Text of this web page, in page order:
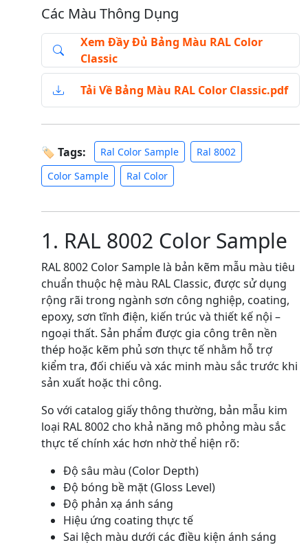
Các Màu Thông Dụng
Xem Đầy Đủ Bảng Màu RAL Color
Classic
Tải Về Bảng Màu RAL Color Classic.pdf
🏷 Tags: Ral Color Sample
Ral 8002
Color Sample
Ral Color
1. RAL 8002 Color Sample
RAL 8002 Color Sample là bản kẽm mẫu màu tiêu
chuẩn thuộc hệ màu RAL Classic, được sử dụng
rộng rãi trong ngành sơn công nghiệp, coating,
epoxy, sơn tĩnh điện, kiến trúc và thiết kế nội –
ngoại thất. Sản phẩm được gia công trên nền
thép hoặc kẽm phủ sơn thực tế nhằm hỗ trợ
kiểm tra, đối chiếu và xác minh màu sắc trước khi
sản xuất hoặc thi công.
So với catalog giấy thông thường, bản mẫu kim
loại RAL 8002 cho khả năng mô phỏng màu sắc
thực tế chính xác hơn nhờ thể hiện rõ:
Độ sâu màu (Color Depth)
Độ bóng bề mặt (Gloss Level)
Độ phản xạ ánh sáng
Hiệu ứng coating thực tế
Sai lệch màu dưới các điều kiện ánh sáng